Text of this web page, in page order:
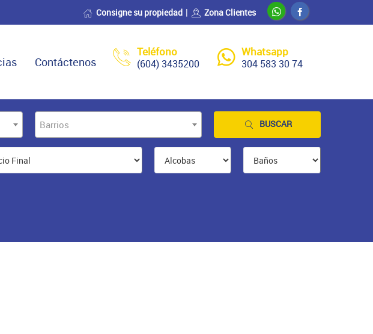
Consigne su propiedad Zona Clientes
Teléfono
(604) 3435200
Whatsapp
304 583 30 74
Contáctenos
Barrios BUSCAR